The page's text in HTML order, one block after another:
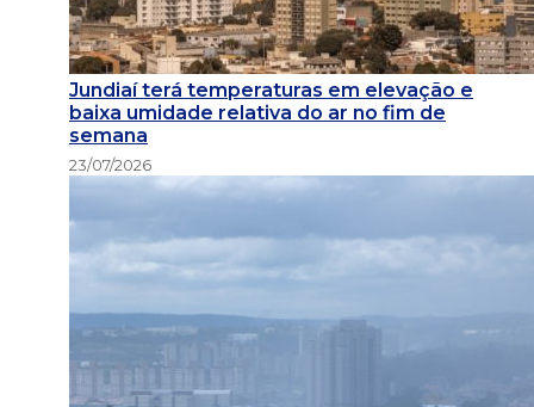
Jundiaí terá temperaturas em elevação e
baixa umidade relativa do ar no fim de
semana
23/07/2026